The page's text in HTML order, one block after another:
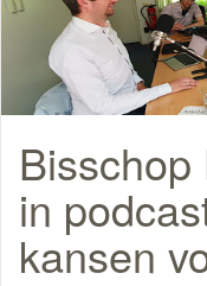
in
kansen